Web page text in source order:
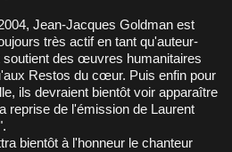
Jean-Jacques Goldman est
très actif en tant qu'auteur-
des œuvres humanitaires
Restos du cœur. Puis enfin pour
ils devraient bientôt voir apparaître
reprise de l'émission de Laurent
bientôt à l'honneur le chanteur